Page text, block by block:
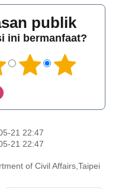
publik
ini bermanfaat?
21 22:47
21 22:47
of Civil Affairs,Taipei